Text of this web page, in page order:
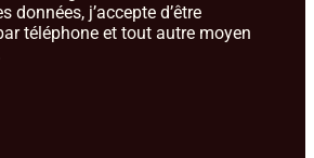
données, j’accepte d’être
téléphone et tout autre moyen